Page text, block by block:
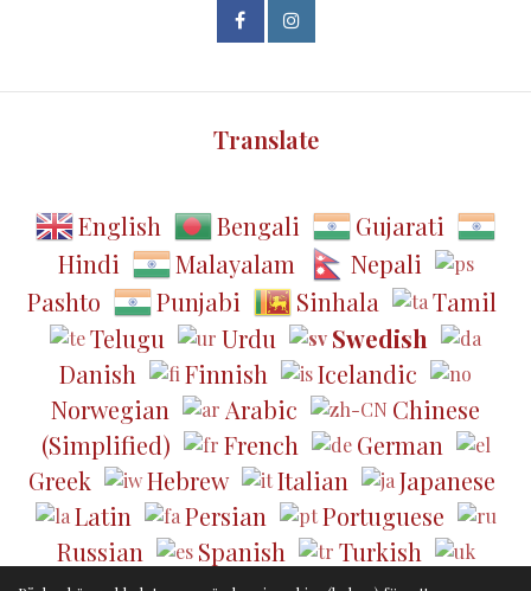
Translate
English Bengali
Gujarati
Hindi
Malayalam
Nepali
Pashto
Punjabi Sinhala
Tamil
Telugu
Urdu
Swedish
Danish
Finnish
Icelandic
Norwegian
Arabic
Chinese
(Simplified)
French
German
Greek
Hebrew Italian
Japanese
Latin
Persian
Portuguese
Russian
Spanish
Turkish